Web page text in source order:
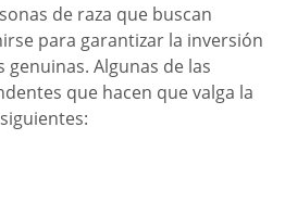
de raza que buscan
para garantizar la inversión
Algunas de las
que hacen que valga la